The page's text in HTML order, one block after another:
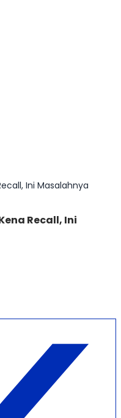
Ini Masalahnya
Recall, Ini